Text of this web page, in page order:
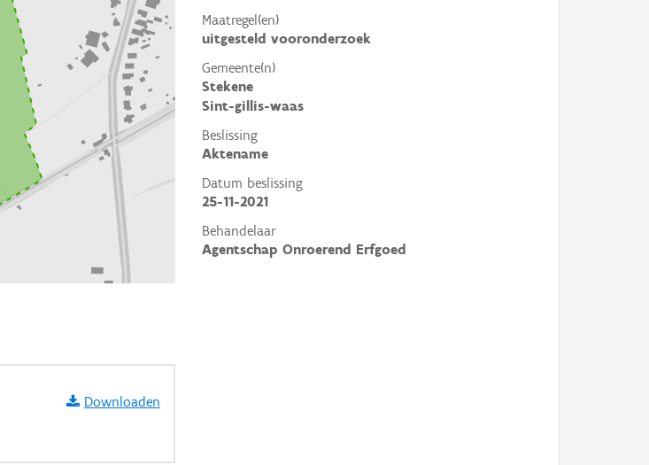
Maatregel(en)
uitgesteld vooronderzoek
Gemeente(n)
Stekene
Sint-gillis-waas
Beslissing
Aktename
Datum beslissing
25-11-2021
Behandelaar
Agentschap Onroerend Erfgoed
Downloaden